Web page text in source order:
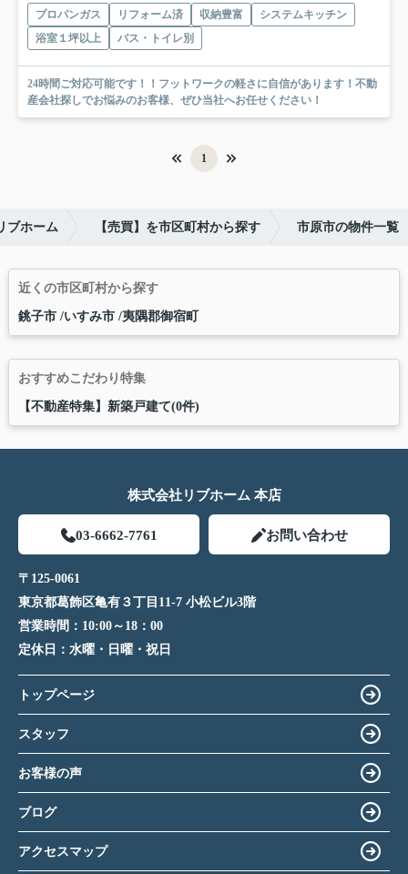
プロパンガス リフォーム済 収納豊富
システムキッチン
浴室１坪以上
バス・トイレ別
24時間ご対応可能です！！フットワークの軽さに自信があります！不動
産会社探しでお悩みのお客様、ぜひ当社へお任せください！
1
ブホーム 【売買】を市区町村から探す 市原市の物件一覧
近くの市区町村から探す
銚子市 いすみ市 夷隅郡御宿町
おすすめこだわり特集
【不動産特集】新築戸建て(0件)
株式会社リブホーム 本店
03-6662-7761 お問い合わせ
〒125-0061
東京都葛飾区亀有３丁目11-7 小松ビル3階
営業時間： 10:00～18：00
定休日： 水曜・日曜・祝日
トップページ
スタッフ
お客様の声
ブログ
アクセスマップ